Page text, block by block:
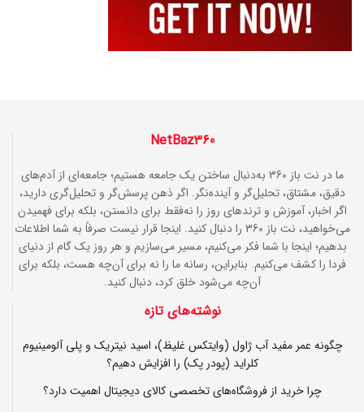
NetBaz360
ما در نت باز 360 به‌دنبال ساختن یک جامعه هستیم؛ جامعه‌ای از آدم‌های
دقیق، مشتاق، تحلیل‌گر و آینده‌نگر. اگر ذهن پرسش‌گر و تحلیل‌گری دارید،
اگر اخبار، آموزش و ترندهای روز را نه‌فقط برای دانستن، بلکه برای فهمیدن
می‌خواهید، نت باز 360 را دنبال کنید. اینجا قرار نیست صرفاً به شما اطلاعات
بدهیم؛ اینجا با شما فکر می‌کنیم، مسیر می‌سازیم و هر روز یک گام از دنیای
فردا را کشف می‌کنیم. بنابراین، رسانه ما را نه برای آن‌چه هست، بلکه برای
آن‌چه می‌شود خلق کرد، دنبال کنید.
نوشته‌های تازه
چگونه عمر مفید آب ژاول (وایتکس غلیظ)، اسید نیتریک و پلی آلومینیوم
کلراید (پودر پک) را افزایش دهیم؟
چرا خرید از فروشگاه‌های تخصصی کالای دیجیتال اهمیت دارد؟